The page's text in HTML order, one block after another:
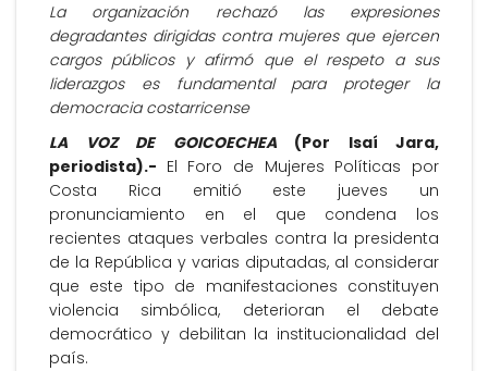
La organización rechazó las expresiones
degradantes dirigidas contra mujeres que ejercen
cargos públicos y afirmó que el respeto a sus
liderazgos es fundamental para proteger la
democracia costarricense
LA VOZ DE GOICOECHEA(Por Isaí Jara,
periodista).- El Foro de Mujeres Políticas por
Costa Rica emitió este jueves un
pronunciamiento en el que condena los
recientes ataques verbales contra la presidenta
de la República y varias diputadas, al considerar
que este tipo de manifestaciones constituyen
violencia simbólica, deterioran el debate
democrático y debilitan la institucionalidad del
país.